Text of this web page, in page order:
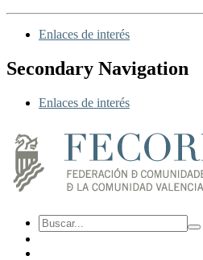
Enlaces de interés
Secondary Navigation
Enlaces de interés